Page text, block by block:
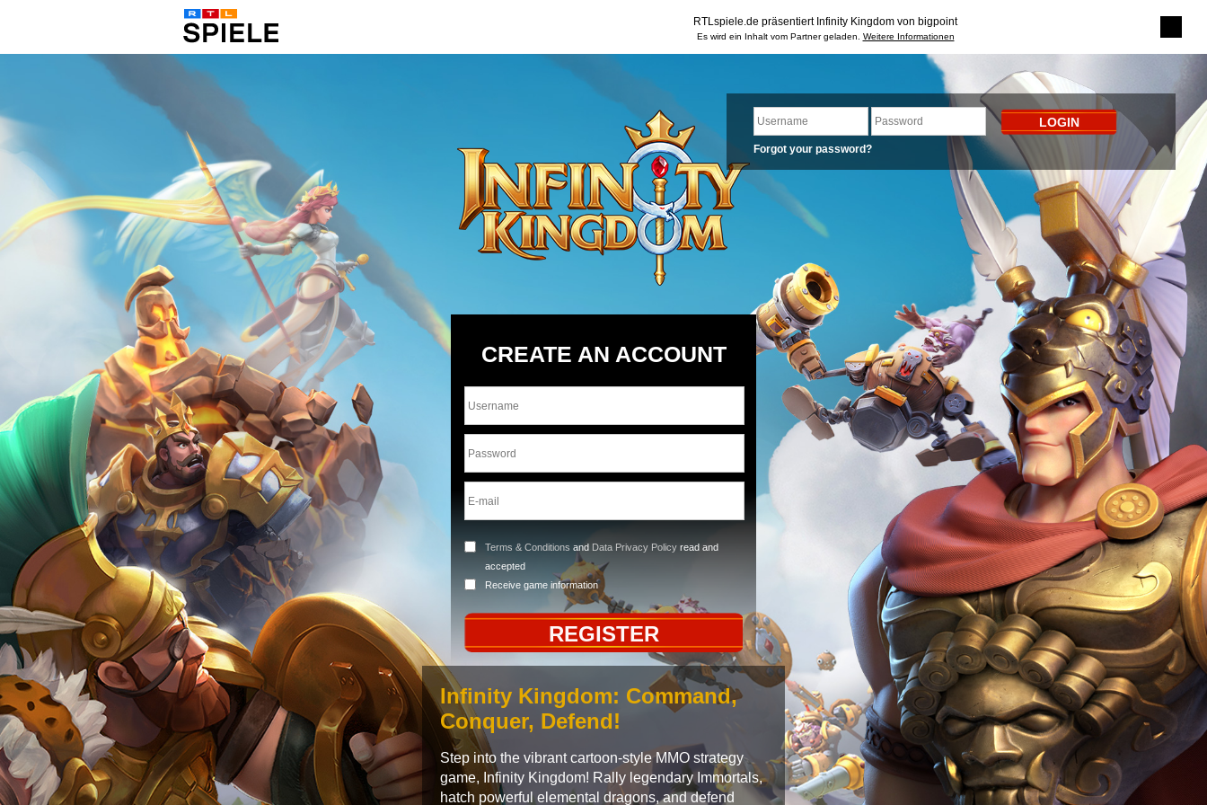
RTLspiele.de präsentiert Infinity Kingdom von bigpoint
Es wird ein Inhalt vom Partner geladen. Weitere Informationen